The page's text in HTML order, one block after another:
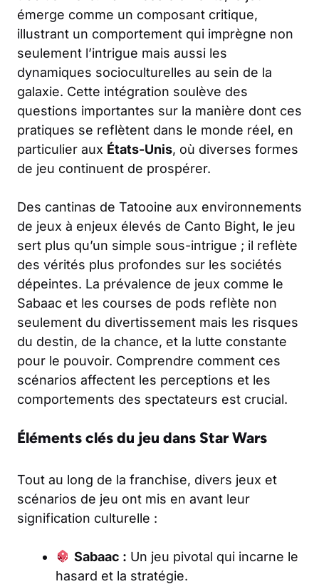
émerge comme un composant critique,
illustrant un comportement qui imprègne non
seulement l’intrigue mais aussi les
dynamiques socioculturelles au sein de la
galaxie. Cette intégration soulève des
questions importantes sur la manière dont ces
pratiques se reflètent dans le monde réel, en
particulier aux États-Unis, où diverses formes
de jeu continuent de prospérer.
Des cantinas de Tatooine aux environnements
de jeux à enjeux élevés de Canto Bight, le jeu
sert plus qu’un simple sous-intrigue ; il reflète
des vérités plus profondes sur les sociétés
dépeintes. La prévalence de jeux comme le
Sabaac et les courses de pods reflète non
seulement du divertissement mais les risques
du destin, de la chance, et la lutte constante
pour le pouvoir. Comprendre comment ces
scénarios affectent les perceptions et les
comportements des spectateurs est crucial.
Éléments clés du jeu dans Star Wars
Tout au long de la franchise, divers jeux et
scénarios de jeu ont mis en avant leur
signification culturelle :
Sabaac : Un jeu pivotal qui incarne le
hasard et la stratégie.